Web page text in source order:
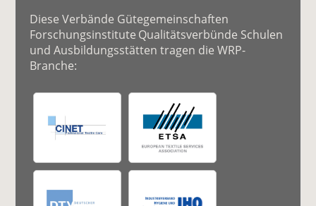
Diese Verbände Gütegemeinschaften
Forschungsinstitute Qualitätsverbünde Schulen
und Ausbildungsstätten tragen die WRP-
Branche: